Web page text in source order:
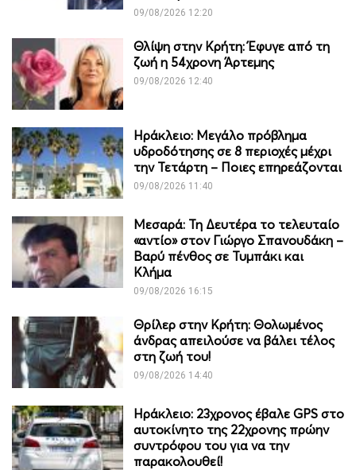
09/08/2026 12:20
Θλίψη στην Κρήτη: Έφυγε από τη
ζωή η 54χρονη Άρτεμης
09/08/2026 12:40
Ηράκλειο: Μεγάλο πρόβλημα
υδροδότησης σε 8 περιοχές μέχρι
την Τετάρτη – Ποιες επηρεάζονται
09/08/2026 11:40
Μεσαρά: Τη Δευτέρα το τελευταίο
«αντίο» στον Γιώργο Σπανουδάκη –
Βαρύ πένθος σε Τυμπάκι και
Κλήμα
09/08/2026 16:15
Θρίλερ στην Κρήτη: Θολωμένος
άνδρας απειλούσε να βάλει τέλος
στη ζωή του!
09/08/2026 14:40
Ηράκλειο: 23χρονος έβαλε GPS στο
αυτοκίνητο της 22χρονης πρώην
συντρόφου του για να την
παρακολουθεί!